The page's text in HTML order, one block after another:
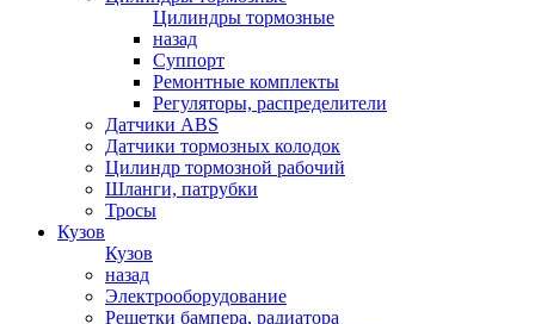
Цилиндры тормозные
назад
Суппорт
Ремонтные комплекты
Регуляторы, распределители
Датчики ABS
Датчики тормозных колодок
Цилиндр тормозной рабочий
Шланги, патрубки
Тросы
Кузов
Кузов
назад
Электрооборудование
Решетки бампера, радиатора